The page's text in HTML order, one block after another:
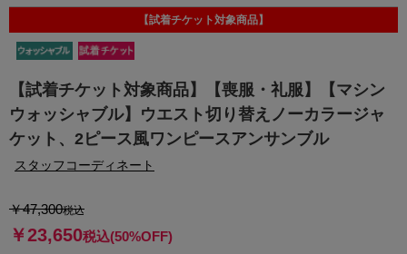
【試着チケット対象商品】【喪服・礼服】【マシン
ウォッシャブル】ウエスト切り替えノーカラージャ
ケット、2ピース風ワンピースアンサンブル
スタッフコーディネート
【試着チケット対象商品】
￥47,300税込
￥23,650税込(50%OFF)